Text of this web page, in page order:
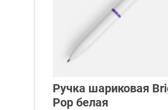
Ручка шариковая
Pop белая